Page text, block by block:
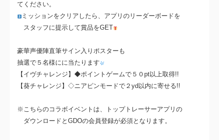
てください。
ミッションをクリアしたら、アプリのリーダーボードを
スタッフに提示して賞品をGET
豪華声優陣直筆サイン入りポスターも
抽選で５名様にに当たります
【イヴチャレンジ】◆ポイントゲームで５０pt以上取得!!
【葵チャレンジ】◇ニアピンモードで２yd以内に寄せる!!
※こちらのコラボイベントは、トップトレーサーアプリの
ダウンロードとGDOの会員登録が必須となります。